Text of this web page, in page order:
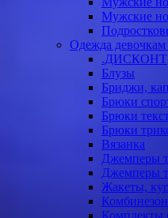
Мужские
Одежда девочкам
.ДИСКОНТ
Блузы
Бриджи,
Брюки
Брюки
Брюки
Вязанка
Джемперы
Джемперы
Жакеты,
Комплекты